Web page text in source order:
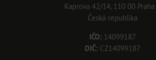
Kaprova 42/14, 110 00 Praha
Česká republika
IČO:14099187
DIČ:CZ14099187